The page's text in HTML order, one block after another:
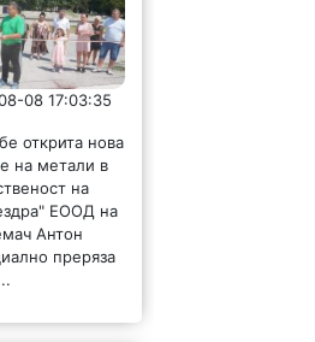
08 17:03:35
на метали в
на
ЕООД на
Антон
преряза